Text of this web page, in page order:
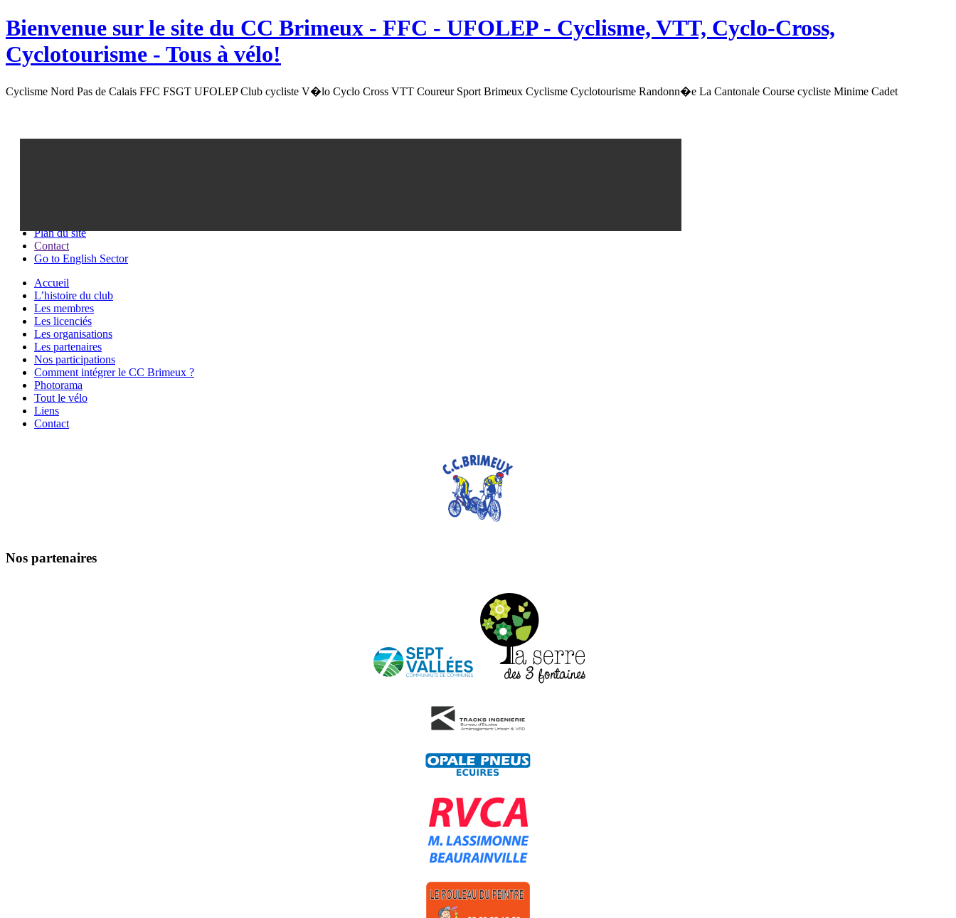
Bienvenue sur le site du CC Brimeux - FFC - UFOLEP - Cyclisme, VTT, Cyclo-Cross,
Cyclotourisme - Tous à vélo!
Cyclisme Nord Pas de Calais FFC FSGT UFOLEP Club cycliste V�lo Cyclo Cross VTT Coureur Sport Brimeux Cyclisme Cyclotourisme Randonn�e La Cantonale Course cycliste Minime Cadet
Plan du site
Contact
Go to English Sector
Accueil
L’histoire du club
Les membres
Les licenciés
Les organisations
Les partenaires
Nos participations
Comment intégrer le CC Brimeux ?
Photorama
Tout le vélo
Liens
Contact
Nos partenaires